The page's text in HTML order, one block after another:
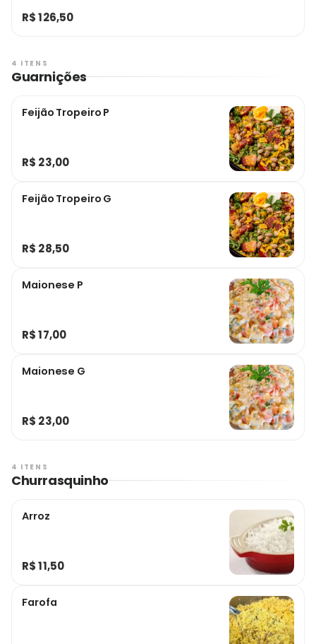
R$ 126,50
4 ITENS
Guarnições
Feijão Tropeiro P
R$ 23,00
Feijão Tropeiro G
R$ 28,50
Maionese P
R$ 17,00
Maionese G
R$ 23,00
4 ITENS
Churrasquinho
Arroz
R$ 11,50
Farofa